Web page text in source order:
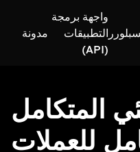
واجهة برمجة
التطبيقات
(API)
مدونة
المتكامل
للعملات